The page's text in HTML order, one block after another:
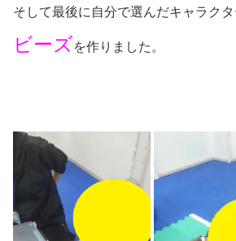
そして最後に自分で選んだキャラク
ビーズを作りました。